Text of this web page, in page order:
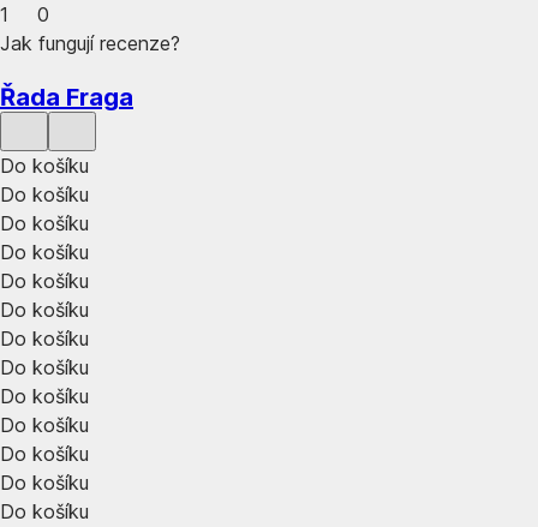
1
0
Jak fungují recenze?
Řada Fraga
Do košíku
Do košíku
Do košíku
Do košíku
Do košíku
Do košíku
Do košíku
Do košíku
Do košíku
Do košíku
Do košíku
Do košíku
Do košíku